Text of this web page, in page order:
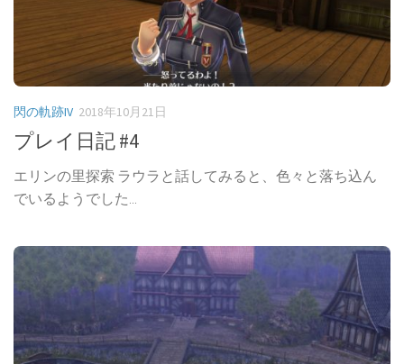
閃の軌跡IV 2018年10月21日
プレイ日記 #4
エリンの里探索 ラウラと話してみると、色々と落ち込ん
でいるようでした...